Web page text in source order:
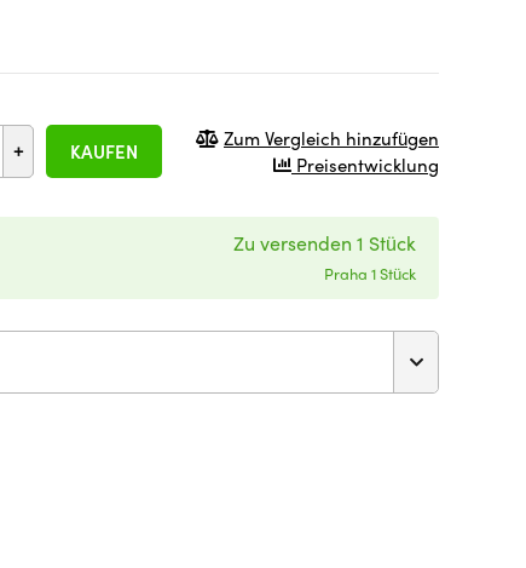
+ KAUFEN
Zum Vergleich hinzufügen
Preisentwicklung
Zu versenden 1 Stück
Praha 1 Stück